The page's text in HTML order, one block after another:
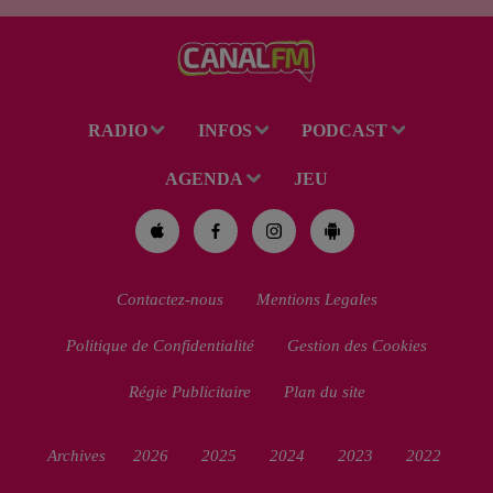
RADIO INFOS PODCAST
AGENDA JEU
Contactez-nous Mentions Legales
Politique de Confidentialité Gestion des Cookies
Régie Publicitaire Plan du site
Archives 2026 2025 2024 2023 2022